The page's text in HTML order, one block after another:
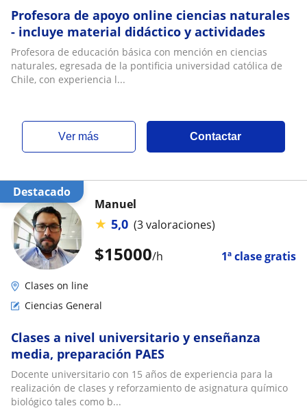
Profesora de apoyo online ciencias naturales
- incluye material didáctico y actividades
Profesora de educación básica con mención en ciencias
naturales, egresada de la pontificia universidad católica de
Chile, con experiencia l...
ver más Contactar
Destacado
$15000/h 1ª clase gratis
Manuel
★ 5,0 (3 valoraciones)
Clases on line
Ciencias General
Clases a nivel universitario y enseñanza
media, preparación PAES
Docente universitario con 15 años de experiencia para la
realización de clases y reforzamiento de asignatura químico
biológico tales como b...